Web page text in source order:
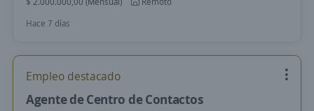
Hace 7 días
Empleo destacado
Agente de Centro de Contactos